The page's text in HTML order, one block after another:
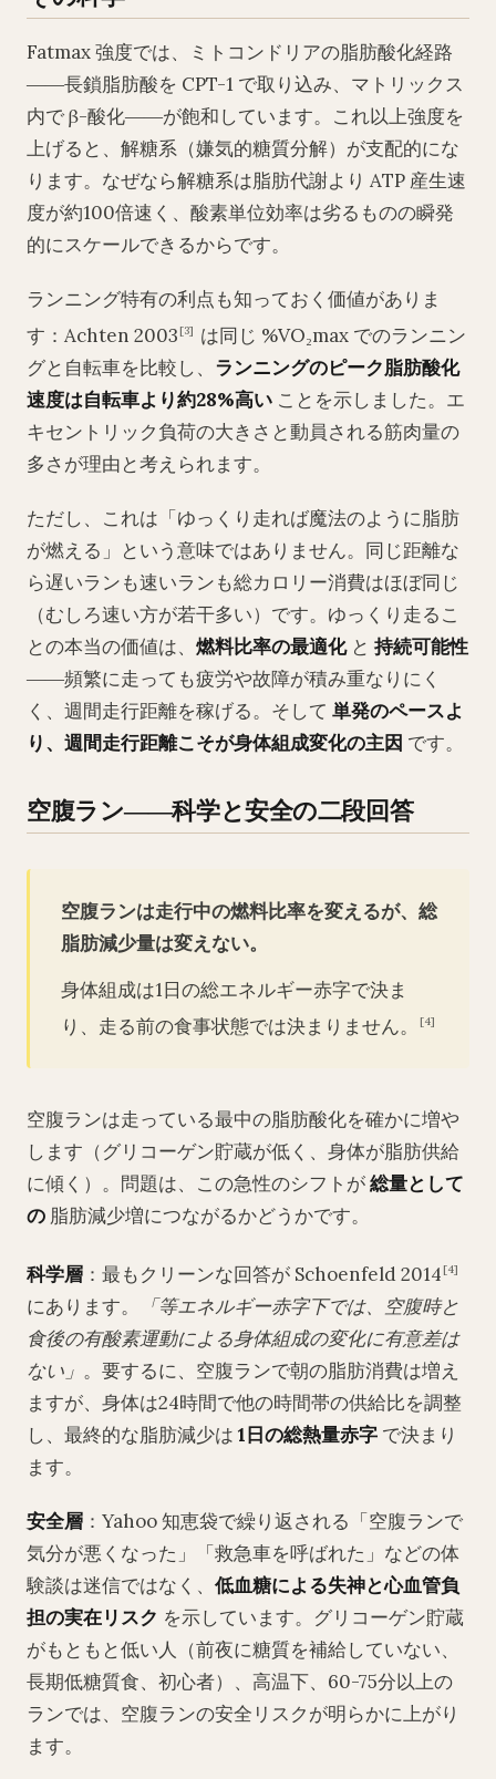
Fatmax 強度では、ミトコンドリアの脂肪酸化経路
――長鎖脂肪酸を CPT-1 で取り込み、マトリックス
内で β-酸化――が飽和しています。これ以上強度を
上げると、解糖系（嫌気的糖質分解）が支配的にな
ります。なぜなら解糖系は脂肪代謝より ATP 産生速
度が約100倍速く、酸素単位効率は劣るものの瞬発
的にスケールできるからです。
ランニング特有の利点も知っておく価値がありま
す：Achten 2003[3]
は同じ %VO₂max でのランニン
グと自転車を比較し、 ランニングのピーク脂肪酸化
速度は自転車より約28%高い ことを示しました。エ
キセントリック負荷の大きさと動員される筋肉量の
多さが理由と考えられます。
ただし、これは「ゆっくり走れば魔法のように脂肪
が燃える」という意味ではありません。同じ距離な
ら遅いランも速いランも総カロリー消費はほぼ同じ
（むしろ速い方が若干多い）です。ゆっくり走るこ
との本当の価値は、 燃料比率の最適化と 持続可能性
――頻繁に走っても疲労や故障が積み重なりにく
く、週間走行距離を稼げる。そして 単発のペースよ
り、週間走行距離こそが身体組成変化の主因 です。
空腹ラン――科学と安全の二段回答
空腹ランは走行中の燃料比率を変えるが、総
脂肪減少量は変えない。
身体組成は1日の総エネルギー赤字で決ま
り、走る前の食事状態では決まりません。
[4]
空腹ランは走っている最中の脂肪酸化を確かに増や
します（グリコーゲン貯蔵が低く、身体が脂肪供給
に傾く）。問題は、この急性のシフトが総量として
の 脂肪減少増につながるかどうかです。
科学層 ：最もクリーンな回答が Schoenfeld 2014[4]
にあります。
「等エネルギー赤字下では、空腹時と
食後の有酸素運動による身体組成の変化に有意差は
ない」 。要するに、空腹ランで朝の脂肪消費は増え
ますが、身体は24時間で他の時間帯の供給比を調整
し、最終的な脂肪減少は 1日の総熱量赤字 で決まり
ます。
安全層 ：Yahoo 知恵袋で繰り返される「空腹ランで
気分が悪くなった」「救急車を呼ばれた」などの体
験談は迷信ではなく、 低血糖による失神と心血管負
担の実在リスク を示しています。グリコーゲン貯蔵
がもともと低い人（前夜に糖質を補給していない、
長期低糖質食、初心者）、高温下、60-75分以上の
ランでは、空腹ランの安全リスクが明らかに上がり
ます。